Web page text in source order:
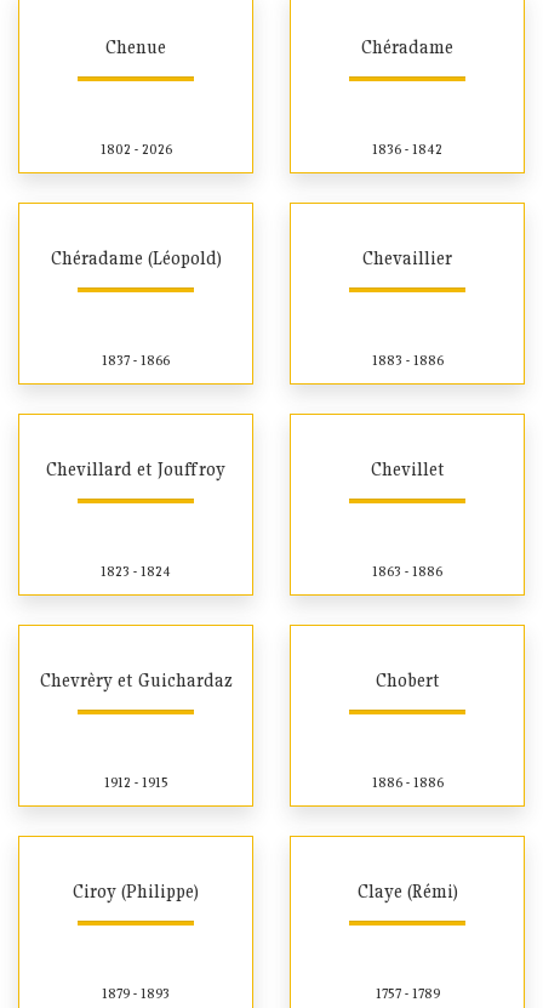
Chenue
1802 - 2026
Chéradame
1836 - 1842
Chéradame (Léopold)
1837 - 1866
Chevaillier
1883 - 1886
Chevillard et Jouffroy
1823 - 1824
Chevillet
1863 - 1886
Chevrèry et Guichardaz
1912 - 1915
Chobert
1886 - 1886
Ciroy (Philippe)
1879 - 1893
Claye (Rémi)
1757 - 1789